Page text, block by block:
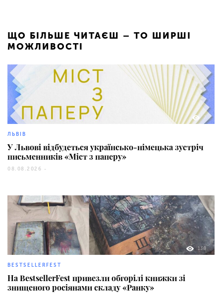
ЩО БІЛЬШЕ ЧИТАЄШ – ТО ШИРШІ
МОЖЛИВОСТІ
7
ЛЬВІВ
У Львові відбудеться українсько-німецька зустріч
письменників «Міст з паперу»
08.08.2026 -
138
BESTSELLERFEST
На BestsellerFest привезли обгорілі книжки зі
знищеного росіянами складу «Ранку»